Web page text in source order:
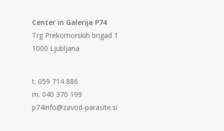
Center in Galerija P74
Trg Prekomorskih brigad 1
1000 Ljubljana
t. 059 714 886
m. 040 370 199
p74info@zavod-parasite.si